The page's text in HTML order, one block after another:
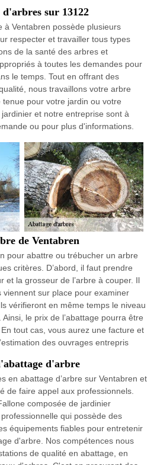
sur 13122
à Ventabren possède plusieurs
respecter et travailler tous types
de la santé des arbres et
à toutes les demandes pour
le temps. Tout en offrant des
nous travaillons votre arbre
pour votre jardin ou votre
et notre entreprise sont à
ou pour plus d'informations.
de Ventabren
pour abattre ou trébucher un arbre
critères. D’abord, il faut prendre
et la grosseur de l’arbre à couper. Il
sur place pour examiner
vérifieront en même temps le niveau
le prix de l’abattage pourra être
tout cas, vous aurez une facture et
des ouvrages entrepris
d'arbre
en abattage d’arbre sur Ventabren et
de faire appel aux professionnels.
composée de jardinier
qui possède des
équipements fiables pour entretenir
d'arbre. Nos compétences nous
de qualité en abattage, en